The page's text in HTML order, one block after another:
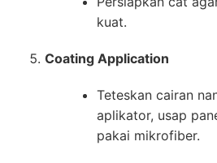
kuat.
Coating Application
Teteskan cairan
aplikator, usap
pakai mikrofiber.